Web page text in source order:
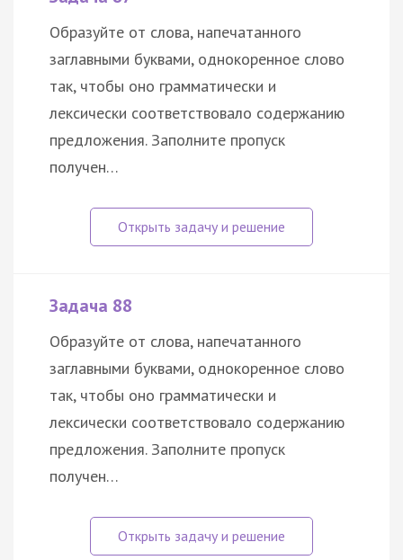
Образуйте от слова, напечатанного
заглавными буквами, однокоренное слово
так, чтобы оно грамматически и
лексически соответствовало содержанию
предложения. Заполните пропуск
получен…
Задача 88
Образуйте от слова, напечатанного
заглавными буквами, однокоренное слово
так, чтобы оно грамматически и
лексически соответствовало содержанию
предложения. Заполните пропуск
получен…